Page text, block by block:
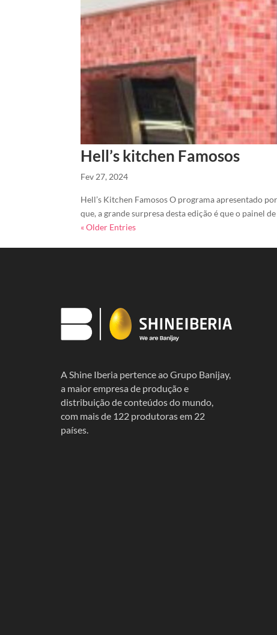
Hell’s kitchen Famosos
Fev 27, 2024
Hell’s Kitchen Famosos O programa apresentado
que, a grande surpresa desta edição é que o painel
« Older Entries
A Shine Iberia pertence ao Grupo Banijay,
a maior empresa de produção e
distribuição de conteúdos do mundo,
com mais de 122 produtoras em 22
países.